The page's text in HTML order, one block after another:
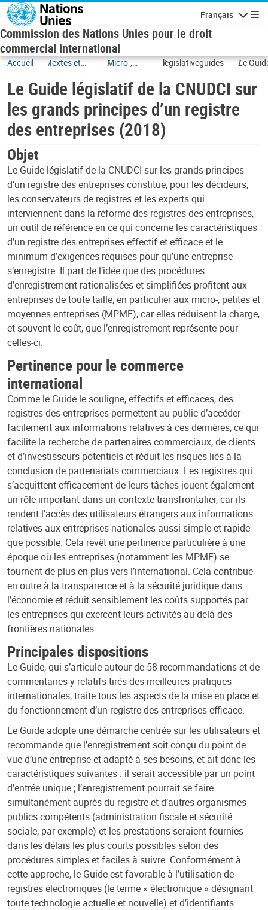
Skip to main content
Français
Commission des Nations Unies pour le droit
commercial international
Accueil
Textes et
Micro-,
moyennes
entreprises
legislativeguides
Le
de la
sur les
des
Le Guide législatif de la CNUDCI sur
les grands principes d’un registre
des entreprises (2018)
Objet
Le Guide législatif de la CNUDCI sur les grands principes
d’un registre des entreprises constitue, pour les décideurs,
les conservateurs de registres et les experts qui
interviennent dans la réforme des registres des entreprises,
un outil de référence en ce qui concerne les caractéristiques
d’un registre des entreprises effectif et efficace et le
minimum d’exigences requises pour qu’une entreprise
s’enregistre. Il part de l’idée que des procédures
d’enregistrement rationalisées et simplifiées profitent aux
entreprises de toute taille, en particulier aux micro-, petites et
moyennes entreprises (MPME), car elles réduisent la charge,
et souvent le coût, que l’enregistrement représente pour
celles-ci.
Pertinence pour le commerce
international
Comme le Guide le souligne, effectifs et efficaces, des
registres des entreprises permettent au public d’accéder
facilement aux informations relatives à ces dernières, ce qui
facilite la recherche de partenaires commerciaux, de clients
et d’investisseurs potentiels et réduit les risques liés à la
conclusion de partenariats commerciaux. Les registres qui
s’acquittent efficacement de leurs tâches jouent également
un rôle important dans un contexte transfrontalier, car ils
rendent l’accès des utilisateurs étrangers aux informations
relatives aux entreprises nationales aussi simple et rapide
que possible. Cela revêt une pertinence particulière à une
époque où les entreprises (notamment les MPME) se
tournent de plus en plus vers l’international. Cela contribue
en outre à la transparence et à la sécurité juridique dans
l’économie et réduit sensiblement les coûts supportés par
les entreprises qui exercent leurs activités au-delà des
frontières nationales.
Principales dispositions
Le Guide, qui s’articule autour de 58 recommandations et de
commentaires y relatifs tirés des meilleures pratiques
internationales, traite tous les aspects de la mise en place et
du fonctionnement d’un registre des entreprises efficace.
Le Guide adopte une démarche centrée sur les utilisateurs et
recommande que l’enregistrement soit conçu du point de
vue d’une entreprise et adapté à ses besoins, et ait donc les
caractéristiques suivantes : il serait accessible par un point
d’entrée unique ; l’enregistrement pourrait se faire
simultanément auprès du registre et d’autres organismes
publics compétents (administration fiscale et sécurité
sociale, par exemple) et les prestations seraient fournies
dans les délais les plus courts possibles selon des
procédures simples et faciles à suivre. Conformément à
cette approche, le Guide est favorable à l’utilisation de
registres électroniques (le terme « électronique » désignant
toute technologie actuelle et nouvelle) et d’identifiants